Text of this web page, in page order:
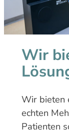
Wir
Wir bieten
echten
Patienten